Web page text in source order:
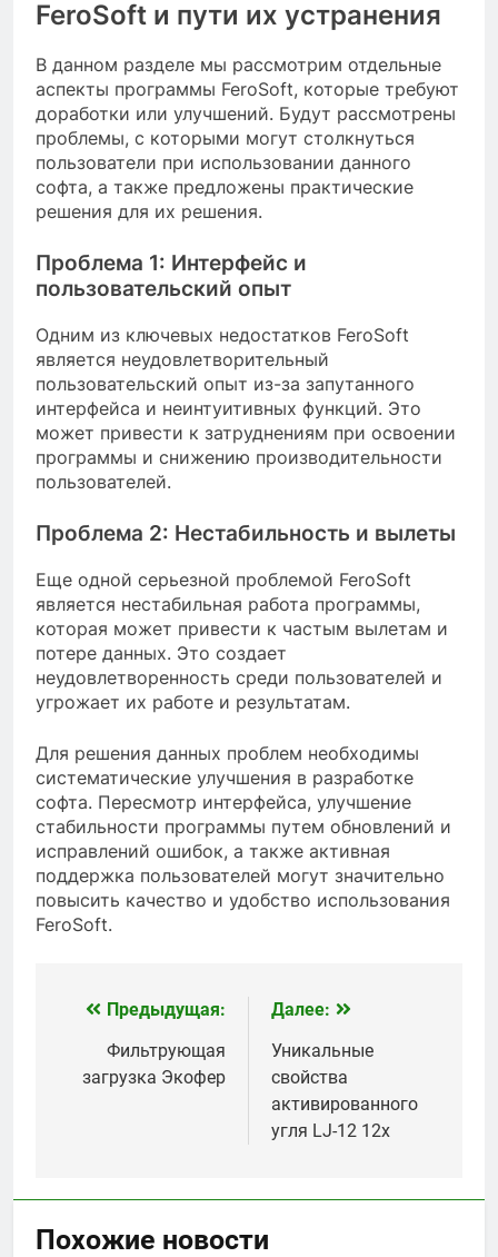
FeroSoft и пути их устранения
В данном разделе мы рассмотрим отдельные
аспекты программы FeroSoft, которые требуют
доработки или улучшений. Будут рассмотрены
проблемы, с которыми могут столкнуться
пользователи при использовании данного
софта, а также предложены практические
решения для их решения.
Проблема 1: Интерфейс и
пользовательский опыт
Одним из ключевых недостатков FeroSoft
является неудовлетворительный
пользовательский опыт из-за запутанного
интерфейса и неинтуитивных функций. Это
может привести к затруднениям при освоении
программы и снижению производительности
пользователей.
Проблема 2: Нестабильность и вылеты
Еще одной серьезной проблемой FeroSoft
является нестабильная работа программы,
которая может привести к частым вылетам и
потере данных. Это создает
неудовлетворенность среди пользователей и
угрожает их работе и результатам.
Для решения данных проблем необходимы
систематические улучшения в разработке
софта. Пересмотр интерфейса, улучшение
стабильности программы путем обновлений и
исправлений ошибок, а также активная
поддержка пользователей могут значительно
повысить качество и удобство использования
FeroSoft.
Навигация
записям
Предыдущая:
Фильтрующая
загрузка Экофер
Далее:
Уникальные
свойства
активированного
угля LJ-12 12x
Похожие новости